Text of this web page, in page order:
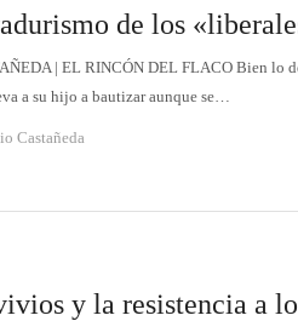
de los
| EL RINCÓN DEL FLACO Bien lo
a su hijo a bautizar aunque se…
Castañeda
y la resistencia a